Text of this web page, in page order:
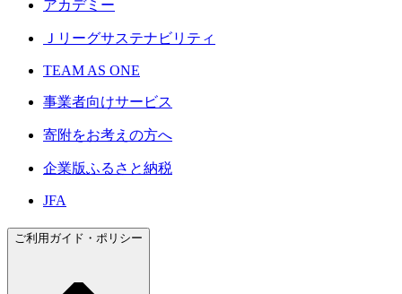
アカデミー
Ｊリーグサステナビリティ
TEAM AS ONE
事業者向けサービス
寄附をお考えの方へ
企業版ふるさと納税
JFA
ご利用ガイド・ポリシー